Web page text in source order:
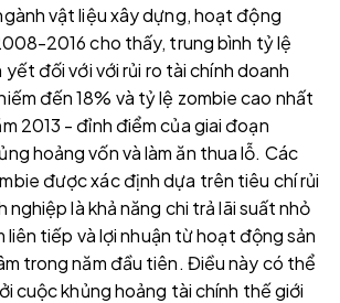
vật liệu xây dựng, hoạt động
2016 cho thấy, trung bình tỷ lệ
đối với với rủi ro tài chính doanh
đến 18% và tỷ lệ zombie cao nhất
2013 - đỉnh điểm của giai đoạn
hoảng vốn và làm ăn thua lỗ. Các
được xác định dựa trên tiêu chí rủi
nghiệp là khả năng chi trả lãi suất nhỏ
liên tiếp và lợi nhuận từ hoạt động sản
trong năm đầu tiên. Điều này có thể
cuộc khủng hoảng tài chính thế giới